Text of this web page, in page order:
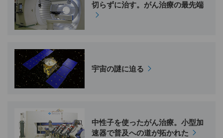
切らずに治す。がん治療の最先端
宇宙の謎に迫る
中性子を使ったがん治療。小型加
速器で普及への道が拓かれた